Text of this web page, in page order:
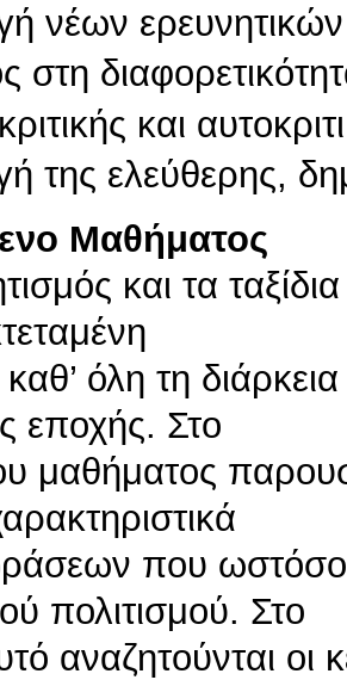
νέων
στη
και
της ελεύθερης,
Μαθήματος
και τα
όλη τη
εποχής. Στο
μαθήματος
που ωστόσο
πολιτισμού. Στο
αναζητούνται οι